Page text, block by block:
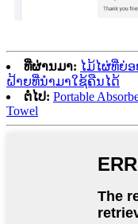
ທີ່ຜ່ານມາ: ໄມ້ໄຜ່ທີ່ຍ່
ຝ້າຍທີ່ນໍາມາໃຊ້ຄືນໄດ້
ຕໍ່ໄປ: Portable
Towel